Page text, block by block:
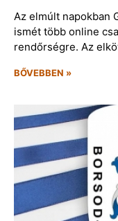
Az elmúlt napokban
ismét több online
rendőrségre. Az
BŐVEBBEN »